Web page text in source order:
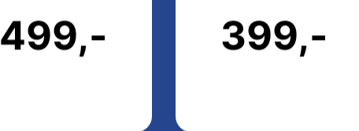
499,- 399,-